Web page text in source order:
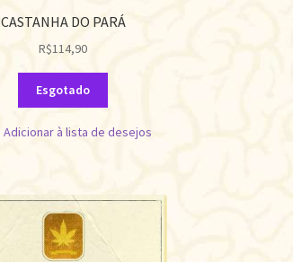
CASTANHA DO PARÁ
R$114,90
Esgotado
Adicionar à lista de desejos